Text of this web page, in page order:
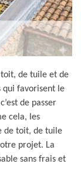
toit, de tuile et de
qui favorisent le
de passer
cela, les
de toit, de tuile
projet. La
sans frais et